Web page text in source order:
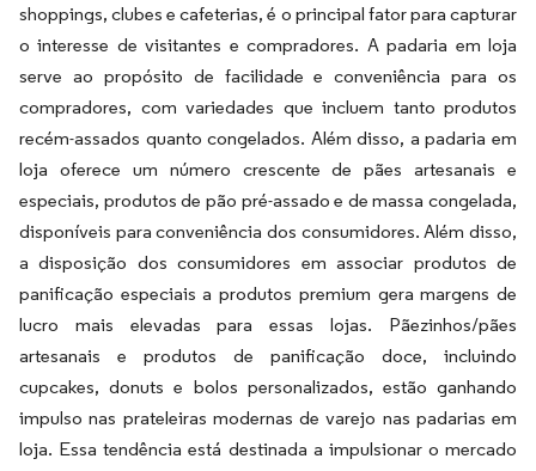
shoppings, clubes e cafeterias, é o principal fator para capturar
o interesse de visitantes e compradores. A padaria em loja
serve ao propósito de facilidade e conveniência para os
compradores, com variedades que incluem tanto produtos
recém-assados quanto congelados. Além disso, a padaria em
loja oferece um número crescente de pães artesanais e
especiais, produtos de pão pré-assado e de massa congelada,
disponíveis para conveniência dos consumidores. Além disso,
a disposição dos consumidores em associar produtos de
panificação especiais a produtos premium gera margens de
lucro mais elevadas para essas lojas. Pãezinhos/pães
artesanais e produtos de panificação doce, incluindo
cupcakes, donuts e bolos personalizados, estão ganhando
impulso nas prateleiras modernas de varejo nas padarias em
loja. Essa tendência está destinada a impulsionar o mercado